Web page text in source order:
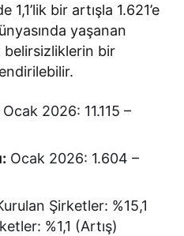
bir artışla 1.621’e
yaşanan
belirsizliklerin bir
Ocak 2026: 11.115 –
Ocak 2026: 1.604 –
Şirketler: %15,1
%1,1 (Artış)